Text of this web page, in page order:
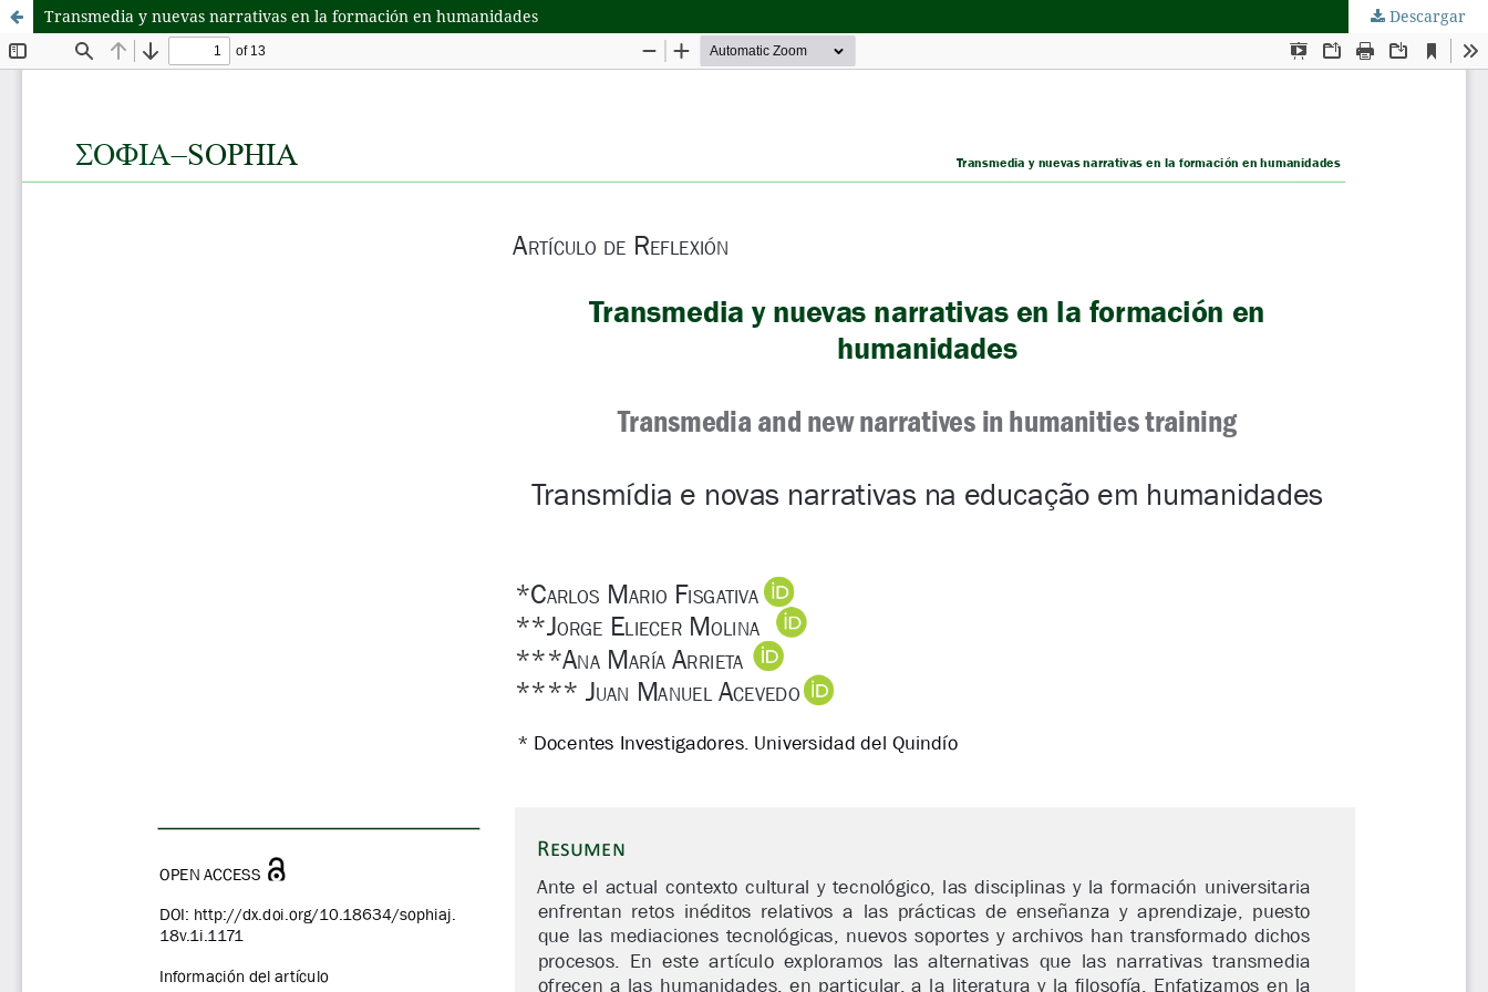
Transmedia y nuevas narrativas en la formación en humanidades Descargar